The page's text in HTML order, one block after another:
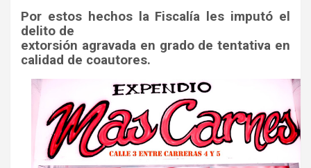
Por estos hechos la Fiscalía les imputó el
delito de
extorsión agravada en grado de tentativa en
calidad de coautores.